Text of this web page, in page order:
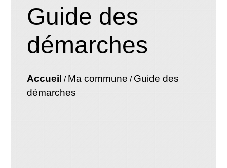
Guide des
démarches
Accueil / Ma commune / Guide des
démarches